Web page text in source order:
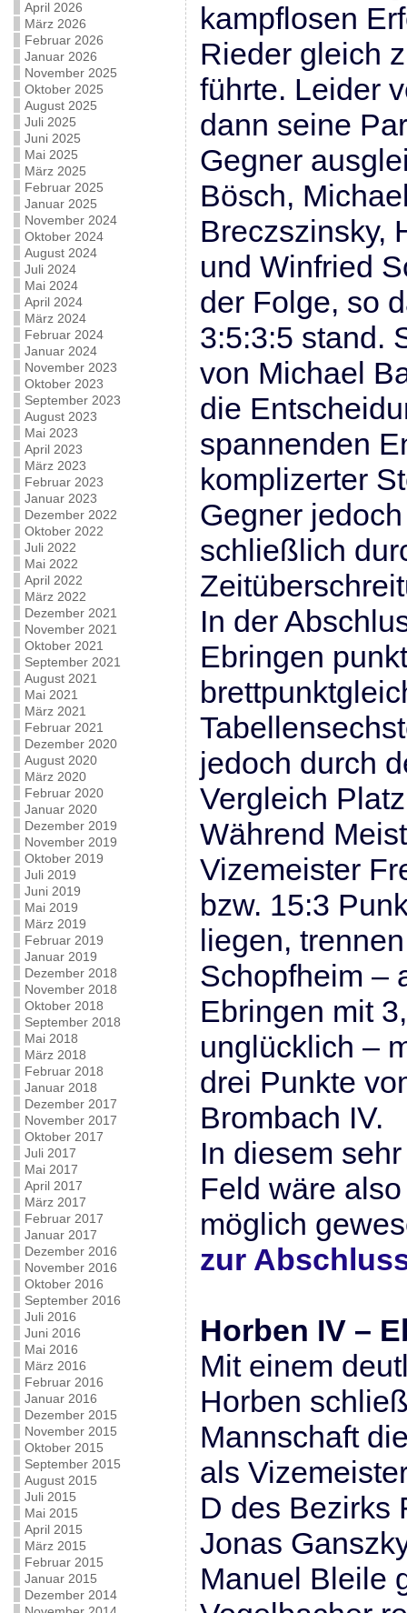
April 2026
März 2026
Februar 2026
Januar 2026
November 2025
Oktober 2025
August 2025
Juli 2025
Juni 2025
Mai 2025
März 2025
Februar 2025
Januar 2025
November 2024
Oktober 2024
August 2024
Juli 2024
Mai 2024
April 2024
März 2024
Februar 2024
Januar 2024
November 2023
Oktober 2023
September 2023
August 2023
Mai 2023
April 2023
März 2023
Februar 2023
Januar 2023
Dezember 2022
Oktober 2022
Juli 2022
Mai 2022
April 2022
März 2022
Dezember 2021
November 2021
Oktober 2021
September 2021
August 2021
Mai 2021
März 2021
Februar 2021
Dezember 2020
August 2020
März 2020
Februar 2020
Januar 2020
Dezember 2019
November 2019
Oktober 2019
Juli 2019
Juni 2019
Mai 2019
März 2019
Februar 2019
Januar 2019
Dezember 2018
November 2018
Oktober 2018
September 2018
Mai 2018
März 2018
Februar 2018
Januar 2018
Dezember 2017
November 2017
Oktober 2017
Juli 2017
Mai 2017
April 2017
März 2017
Februar 2017
Januar 2017
Dezember 2016
November 2016
Oktober 2016
September 2016
Juli 2016
Juni 2016
Mai 2016
März 2016
Februar 2016
Januar 2016
Dezember 2015
November 2015
Oktober 2015
September 2015
August 2015
Juli 2015
Mai 2015
April 2015
März 2015
Februar 2015
Januar 2015
Dezember 2014
kampflosen
Rieder gleich
führte. Leider
dann seine
Gegner
Bösch,
Breczszinsky,
und Winfried
der Folge, so
3:5:3:5 stand.
von Michael
die
spannenden
komplizerter
Gegner
schließlich
In der
Ebringen
jedoch durch
Vergleich
Während
Vizemeister
bzw. 15:3
liegen,
Schopfheim –
Ebringen mit
unglücklich –
drei Punkte
Brombach IV.
In diesem
Feld wäre
möglich
zur
Horben IV –
Mit einem
Horben
Mannschaft
als
D des Bezirks
Jonas
Manuel Bleile